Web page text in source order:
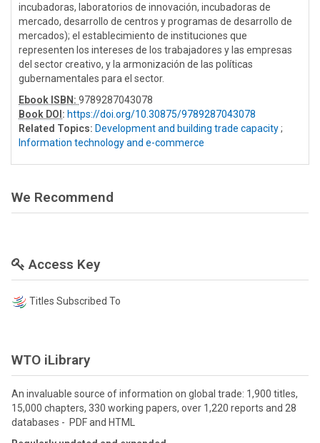
incubadoras, laboratorios de innovación, incubadoras de
mercado, desarrollo de centros y programas de desarrollo de
mercados); el establecimiento de instituciones que
representen los intereses de los trabajadores y las empresas
del sector creativo, y la armonización de las políticas
gubernamentales para el sector.
Ebook ISBN: 9789287043078
Book DOI : https://doi.org/10.30875/9789287043078
Related Topics: Development and building trade capacity;
Information technology and e-commerce
We Recommend
Access Key
Titles Subscribed To
WTO iLibrary
An invaluable source of information on global trade: 1,900 titles,
15,000 chapters, 330 working papers, over 1,220 reports and 28
databases - PDF and HTML